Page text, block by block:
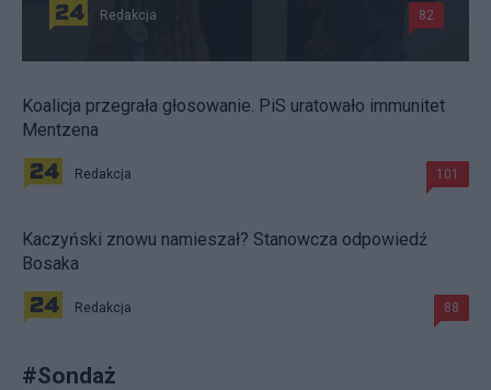
Redakcja 82
Koalicja przegrała głosowanie. PiS uratowało immunitet
Mentzena
Redakcja 101
Kaczyński znowu namieszał? Stanowcza odpowiedź
Bosaka
Redakcja 88
#Sondaż